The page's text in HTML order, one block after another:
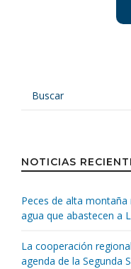
NOTICIAS
Peces de alta
agua que abastecen a
La cooperación
agenda de la Segunda